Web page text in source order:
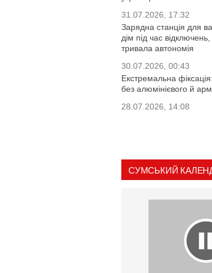
31.07.2026, 17:32
Зарядна станція для
дім під час
тривала автономія
30.07.2026, 00:43
Екстремальна
без алюмінієвого й
28.07.2026, 14:08
СУМСЬКИЙ